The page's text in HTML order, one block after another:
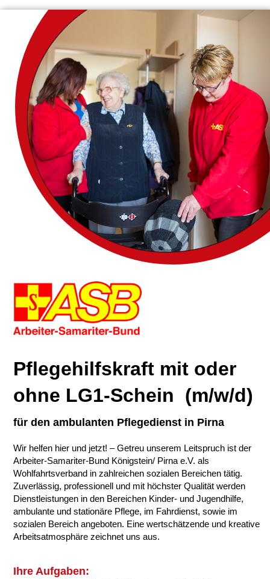
Pflegehilfskraft mit oder
ohne LG1-Schein (m/w/d)
für den ambulanten Pflegedienst in Pirna
Wir helfen hier und jetzt! – Getreu unserem Leitspruch ist der
Arbeiter-Samariter-Bund Königstein/ Pirna e.V. als
Wohlfahrtsverband in zahlreichen sozialen Bereichen tätig.
Zuverlässig, professionell und mit höchster Qualität werden
Dienstleistungen in den Bereichen Kinder- und Jugendhilfe,
ambulante und stationäre Pflege, im Fahrdienst, sowie im
sozialen Bereich angeboten. Eine wertschätzende und kreative
Arbeitsatmosphäre zeichnet uns aus.
Ihre Aufgaben: